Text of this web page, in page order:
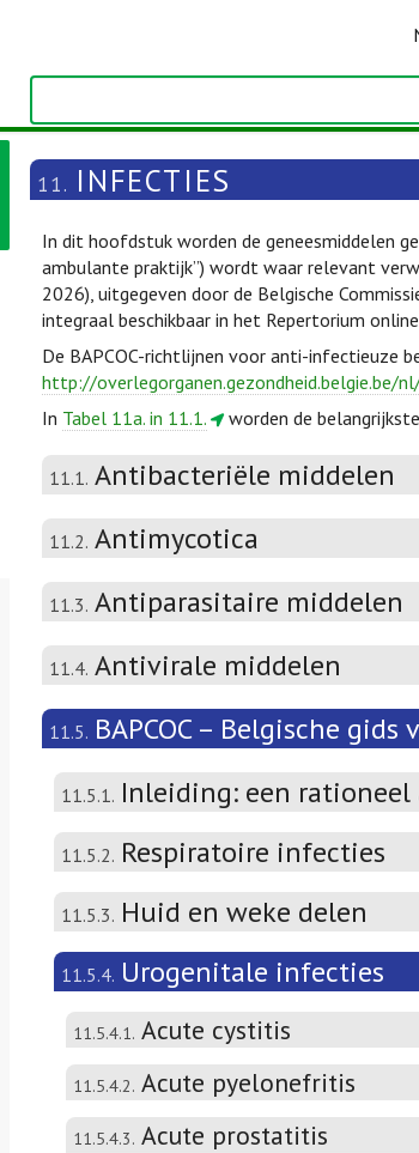
11. INFECTIES
In dit hoofdstuk worden de geneesmiddelen
ambulante praktijk”) wordt waar relevant
2026), uitgegeven door de Belgische
integraal beschikbaar in het Repertorium
De BAPCOC-richtlijnen voor anti-infectieuze
http://overlegorganen.gezondheid.belgie.be/
In Tabel 11a. in 11.1. worden de
11.1. Antibacteriële middelen
11.2. Antimycotica
11.3. Antiparasitaire middelen
11.4. Antivirale middelen
11.5. BAPCOC – Belgische
11.5.1. Inleiding: een
11.5.2. Respiratoire infecties
11.5.3. Huid en weke delen
11.5.4. Urogenitale infecties
11.5.4.1. Acute cystitis
11.5.4.2. Acute pyelonefritis
11.5.4.3. Acute prostatitis